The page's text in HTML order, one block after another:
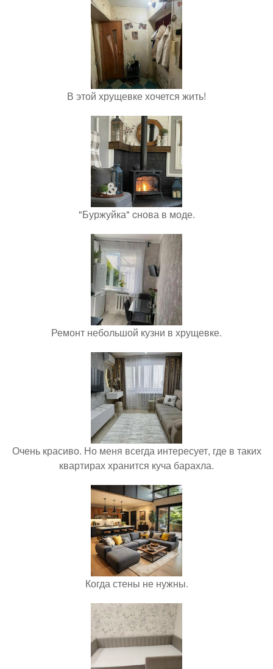
В этой хрущевке хочется жить!
"Буржуйка" cнова в моде.
Ремонт небольшой кузни в хрущевке.
Очень красиво. Но меня всегда интересует, где в таких
квартирах хранится куча барахла.
Когда стены не нужны.